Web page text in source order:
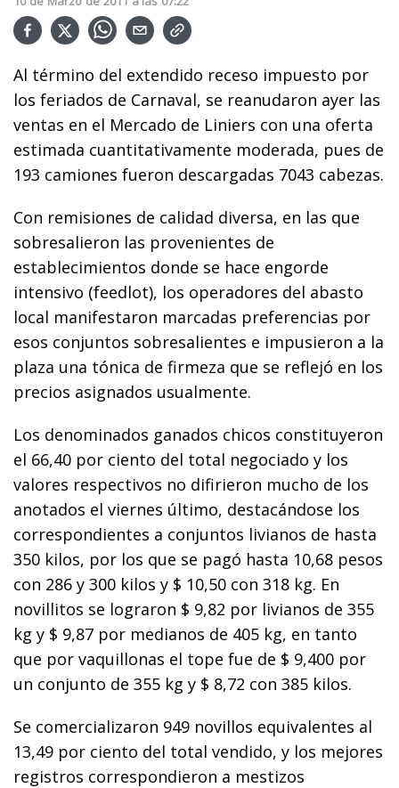
Al término del extendido receso impuesto por
los feriados de Carnaval, se reanudaron ayer las
ventas en el Mercado de Liniers con una oferta
estimada cuantitativamente moderada, pues de
193 camiones fueron descargadas 7043 cabezas.
Con remisiones de calidad diversa, en las que
sobresalieron las provenientes de
establecimientos donde se hace engorde
intensivo (feedlot), los operadores del abasto
local manifestaron marcadas preferencias por
esos conjuntos sobresalientes e impusieron a la
plaza una tónica de firmeza que se reflejó en los
precios asignados usualmente.
Los denominados ganados chicos constituyeron
el 66,40 por ciento del total negociado y los
valores respectivos no difirieron mucho de los
anotados el viernes último, destacándose los
correspondientes a conjuntos livianos de hasta
350 kilos, por los que se pagó hasta 10,68 pesos
con 286 y 300 kilos y $ 10,50 con 318 kg. En
novillitos se lograron $ 9,82 por livianos de 355
kg y $ 9,87 por medianos de 405 kg, en tanto
que por vaquillonas el tope fue de $ 9,400 por
un conjunto de 355 kg y $ 8,72 con 385 kilos.
Se comercializaron 949 novillos equivalentes al
13,49 por ciento del total vendido, y los mejores
registros correspondieron a mestizos